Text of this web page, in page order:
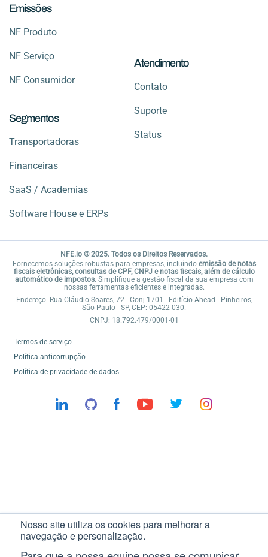
Nosso site utiliza os cookies para melhorar a
navegação e personalização.
Emissões
NF Produto
NF Serviço
NF Consumidor
Atendimento
Contato
Suporte
Status
Segmentos
Transportadoras
Financeiras
SaaS / Academias
Software House e ERPs
NFE.io © 2025. Todos os Direitos Reservados.
Fornecemos soluções robustas para empresas, incluindo emissão de notas
fiscais eletrônicas, consultas de CPF, CNPJ e notas fiscais, além de cálculo
automático de impostos.Simplifique a gestão fiscal da sua empresa com
nossas ferramentas eficientes e integradas.
Endereço: Rua Cláudio Soares, 72 - Conj 1701 - Edifício Ahead - Pinheiros,
São Paulo - SP, CEP: 05422-030.
CNPJ: 18.792.479/0001-01
Termos de serviço
Política anticorrupção
Política de privacidade de dados